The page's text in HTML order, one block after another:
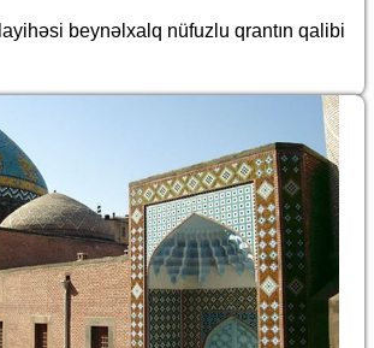
beynəlxalq nüfuzlu qrantın qalibi